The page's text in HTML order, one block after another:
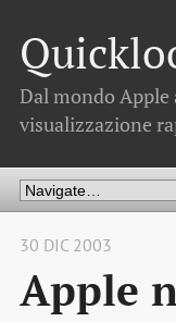
Dal mondo
visualizzazione
30 DIC 2003
Apple